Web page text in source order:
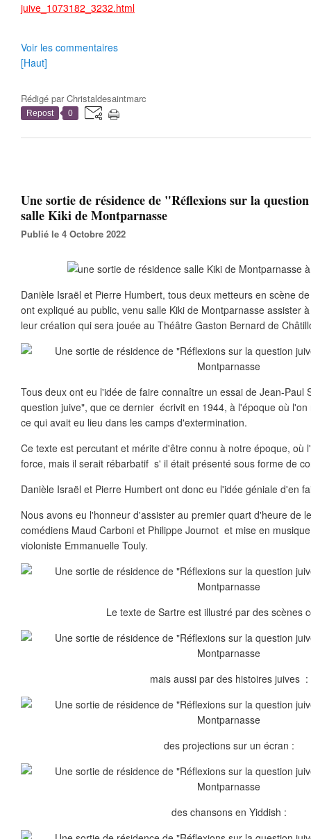
juive_1073182_3232.html
Voir les commentaires
[Haut]
Rédigé parChristaldesaintmarc
Repost 0
Une sortie de résidence de "Réflexions sur la
salle Kiki de Montparnasse
Publié le 4 Octobre 2022
Danièle Israël et Pierre Humbert, tous deux metteurs en scène
ont expliqué au public, venu salle Kiki de Montparnasse assister
leur création qui sera jouée au Théâtre Gaston Bernard de
Tous deux ont eu l'idée de faire connaître un essai de Jean-Paul
question juive", que ce dernier écrivit en 1944, à l'époque où
ce qui avait eu lieu dans les camps d'extermination.
Ce texte est percutant et mérite d'être connu à notre époque, où
force, mais il serait rébarbatif s' il était présenté sous forme de
Danièle Israël et Pierre Humbert ont donc eu l'idée géniale d'en
Nous avons eu l'honneur d'assister au premier quart d'heure de
comédiens Maud Carboni et Philippe Journot et mise en
violoniste Emmanuelle Touly.
Le texte de Sartre est illustré par des scènes
mais aussi par des histoires juives :
des projections sur un écran :
des chansons en Yiddish :